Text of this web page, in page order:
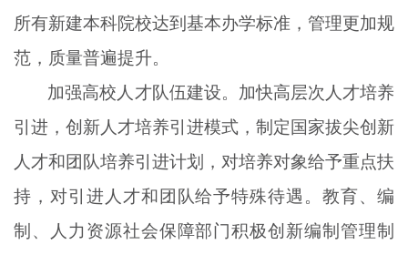
所有新建本科院校达到基本办学标准，管理更加规
范，质量普遍提升。
加强高校人才队伍建设。加快高层次人才培养
引进，创新人才培养引进模式，制定国家拔尖创新
人才和团队培养引进计划，对培养对象给予重点扶
持，对引进人才和团队给予特殊待遇。教育、编
制、人力资源社会保障部门积极创新编制管理制